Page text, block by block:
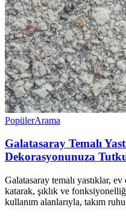
PopülerArama
Galatasaray Temalı
Dekorasyonunuza
Galatasaray temalı yastıklar,
katarak, şıklık ve
kullanım alanlarıyla, takım